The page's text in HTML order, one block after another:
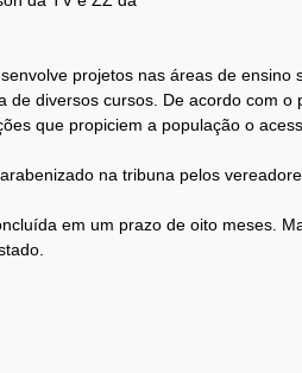
projetos nas áreas de
de diversos cursos. De acordo com
que propiciem a população o
na tribuna pelos
em um prazo de oito meses.